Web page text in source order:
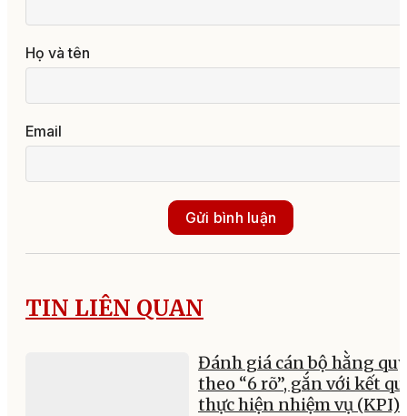
Họ và tên
Email
Gửi bình luận
TIN LIÊN QUAN
Đánh giá cán bộ hằng quý
theo “6 rõ”, gắn với kết
thực hiện nhiệm vụ (KPI)